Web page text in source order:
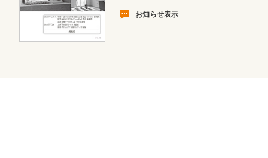
お知らせ表示